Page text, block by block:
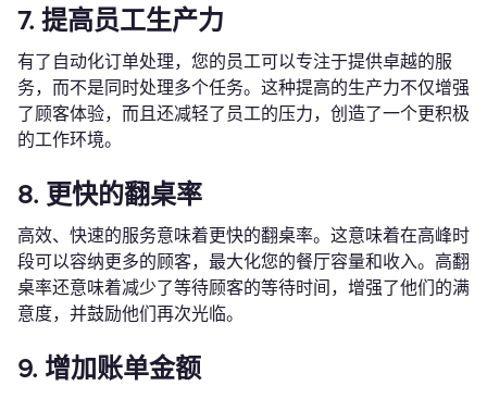
7. 提高员工生产力
有了自动化订单处理，您的员工可以专注于提供卓越的服
务，而不是同时处理多个任务。这种提高的生产力不仅增强
了顾客体验，而且还减轻了员工的压力，创造了一个更积极
的工作环境。
8. 更快的翻桌率
高效、快速的服务意味着更快的翻桌率。这意味着在高峰时
段可以容纳更多的顾客，最大化您的餐厅容量和收入。高翻
桌率还意味着减少了等待顾客的等待时间，增强了他们的满
意度，并鼓励他们再次光临。
9. 增加账单金额